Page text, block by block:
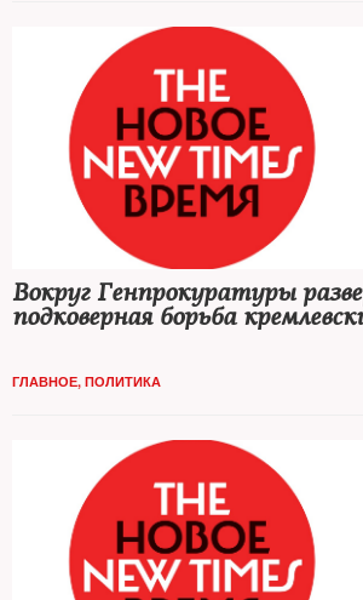
Вокруг Генпрокуратуры
подковерная борьба
ГЛАВНОЕ, ПОЛИТИКА